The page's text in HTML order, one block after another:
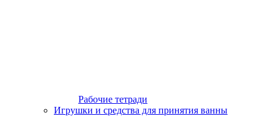
Рабочие тетради
Игрушки и средства для принятия ванны